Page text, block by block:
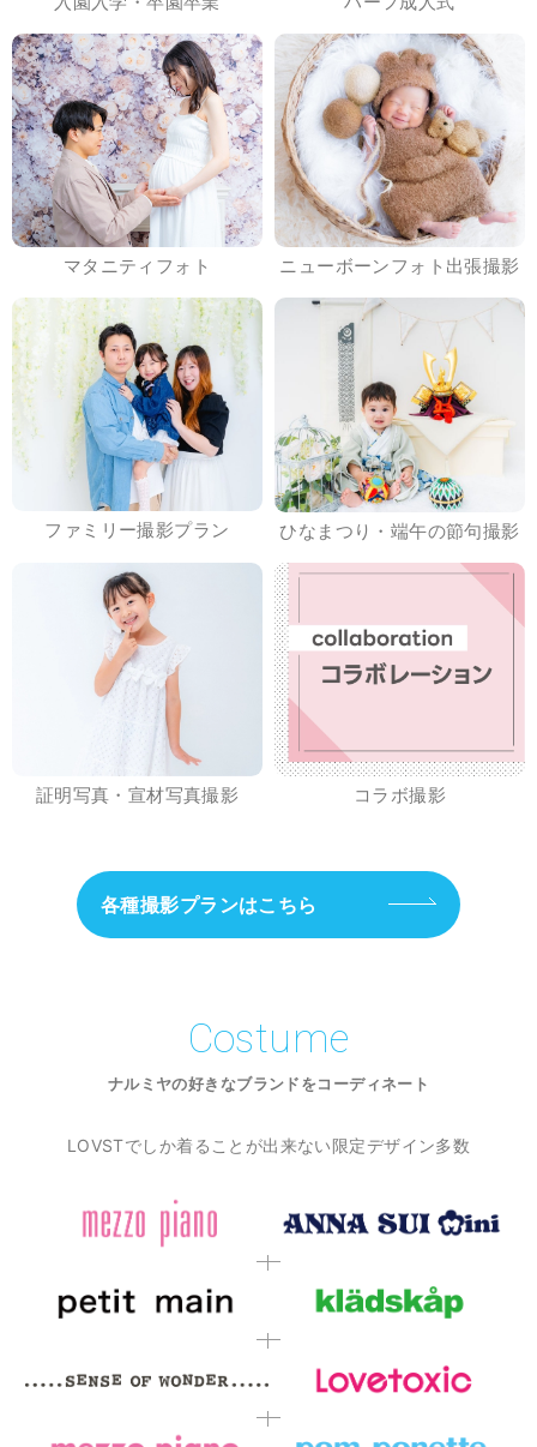
マタニティフォト ニューボーンフォト出張撮影
ファミリー撮影プラン ひなまつり・端午の節句撮影
証明写真・宣材写真撮影 コラボ撮影
各種撮影プランはこちら
Costume
ナルミヤの好きなブランドをコーディネート
LOVSTでしか着ることが出来ない限定デザイン多数